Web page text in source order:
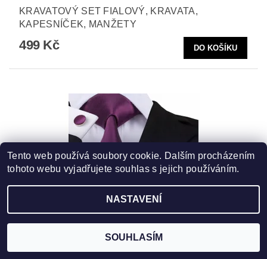
KRAVATOVÝ SET FIALOVÝ, KRAVATA,
KAPESNÍČEK, MANŽETY
499 Kč
KRAVATOVÝ SET FIALOVÝ, KRAVATA,
Tento web používá soubory cookie. Dalším procházením
tohoto webu vyjadřujete souhlas s jejich používáním.
NASTAVENÍ
SOUHLASÍM